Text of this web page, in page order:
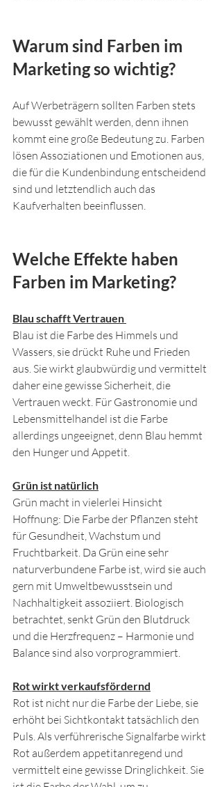
Warum sind Farben im
Marketing so wichtig?
Auf Werbeträgern sollten Farben stets
bewusst gewählt werden, denn ihnen
kommt eine große Bedeutung zu. Farben
lösen Assoziationen und Emotionen aus,
die für die Kundenbindung entscheidend
sind und letztendlich auch das
Kaufverhalten beeinflussen.
Welche Effekte haben
Farben im Marketing?
Blau schafft Vertrauen
Blau ist die Farbe des Himmels und
Wassers, sie drückt Ruhe und Frieden
aus. Sie wirkt glaubwürdig und vermittelt
daher eine gewisse Sicherheit, die
Vertrauen weckt. Für Gastronomie und
Lebensmittelhandel ist die Farbe
allerdings ungeeignet, denn Blau hemmt
den Hunger und Appetit.
Grün ist natürlich
Grün macht in vielerlei Hinsicht
Hoffnung: Die Farbe der Pflanzen steht
für Gesundheit, Wachstum und
Fruchtbarkeit. Da Grün eine sehr
naturverbundene Farbe ist, wird sie auch
gern mit Umweltbewusstsein und
Nachhaltigkeit assoziiert. Biologisch
betrachtet, senkt Grün den Blutdruck
und die Herzfrequenz – Harmonie und
Balance sind also vorprogrammiert.
Rot wirkt verkaufsfördernd
Rot ist nicht nur die Farbe der Liebe, sie
erhöht bei Sichtkontakt tatsächlich den
Puls. Als verführerische Signalfarbe wirkt
Rot außerdem appetitanregend und
vermittelt eine gewisse Dringlichkeit. Sie